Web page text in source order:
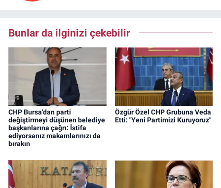
Bunlar da ilginizi çekebilir
CHP Bursa'dan parti
değiştirmeyi düşünen belediye
başkanlarına çağrı: İstifa
ediyorsanız makamlarınızı da
bırakın
Özgür Özel CHP Grubuna Veda
Etti: "Yeni Partimizi Kuruyoruz"